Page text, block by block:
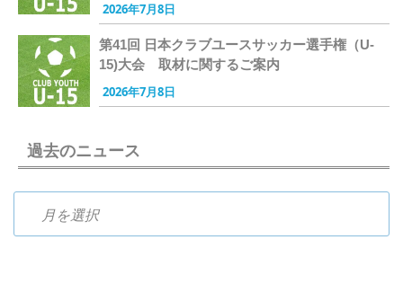
2026年7月8日
第41回 日本クラブユースサッカー選手権（U-
15)大会 取材に関するご案内
2026年7月8日
過去のニュース